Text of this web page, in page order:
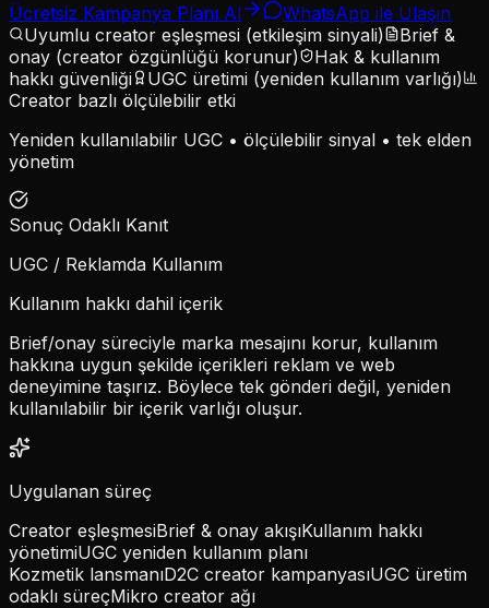
Ücretsiz Kampanya Planı Al
WhatsApp ile Ulaşın
Uyumlu creator eşleşmesi (etkileşim sinyali)
Brief &
onay (creator özgünlüğü korunur)
Hak & kullanım
hakkı güvenliği
UGC üretimi (yeniden kullanım varlığı)
Creator bazlı ölçülebilir etki
Yeniden kullanılabilir UGC • ölçülebilir sinyal • tek elden
yönetim
Sonuç Odaklı Kanıt
UGC / Reklamda Kullanım
Kullanım hakkı dahil içerik
Brief/onay süreciyle marka mesajını korur, kullanım
hakkına uygun şekilde içerikleri reklam ve web
deneyimine taşırız. Böylece tek gönderi değil, yeniden
kullanılabilir bir içerik varlığı oluşur.
Uygulanan süreç
Creator eşleşmesiBrief & onay akışıKullanım hakkı
yönetimiUGC yeniden kullanım planı
Kozmetik lansmanıD2C creator kampanyasıUGC üretim
odaklı süreçMikro creator ağı